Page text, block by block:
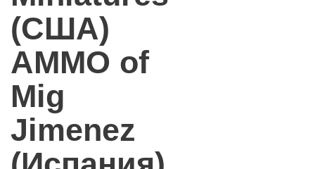
(США)
AMMO of
Mig
Jimenez